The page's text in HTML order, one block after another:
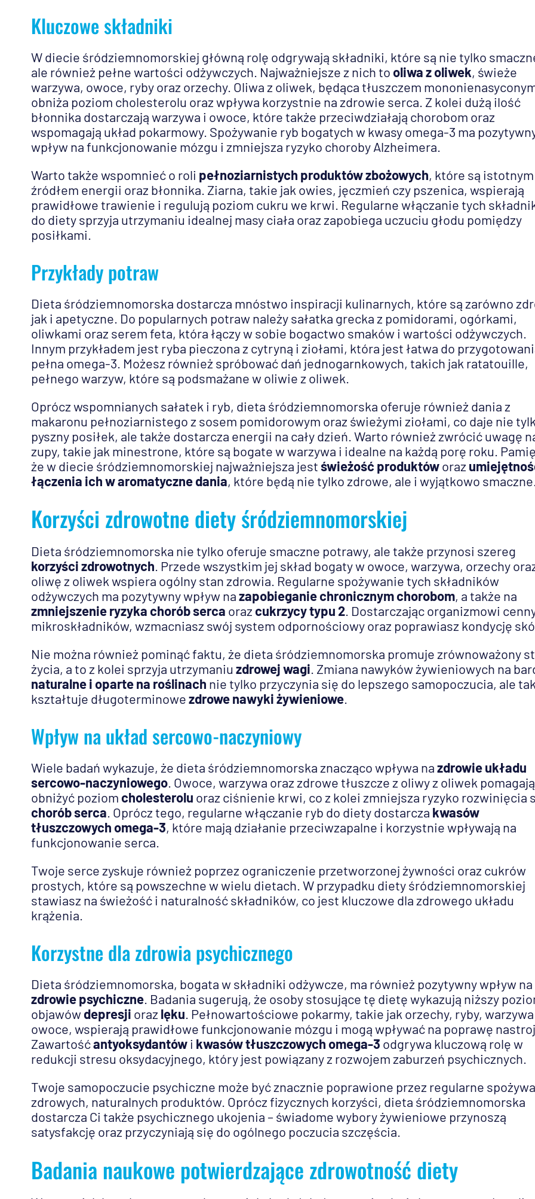
Kluczowe składniki
W diecie śródziemnomorskiej główną rolę odgrywają składniki, które są nie tylko
ale również pełne wartości odżywczych. Najważniejsze z nich tooliwa z oliwek, świeże
warzywa, owoce, ryby oraz orzechy. Oliwa z oliwek, będąca tłuszczem
obniża poziom cholesterolu oraz wpływa korzystnie na zdrowie serca. Z kolei dużą ilość
błonnika dostarczają warzywa i owoce, które także przeciwdziałają chorobom oraz
wspomagają układ pokarmowy. Spożywanie ryb bogatych w kwasy omega-3 ma
wpływ na funkcjonowanie mózgu i zmniejsza ryzyko choroby Alzheimera.
Warto także wspomnieć o roli pełnoziarnistych produktów zbożowych, które są istotnym
źródłem energii oraz błonnika. Ziarna, takie jak owies, jęczmień czy pszenica, wspierają
prawidłowe trawienie i regulują poziom cukru we krwi. Regularne włączanie tych
do diety sprzyja utrzymaniu idealnej masy ciała oraz zapobiega uczuciu głodu pomiędzy
posiłkami.
Przykłady potraw
Dieta śródziemnomorska dostarcza mnóstwo inspiracji kulinarnych, które są zarówno
jak i apetyczne. Do popularnych potraw należy sałatka grecka z pomidorami, ogórkami,
oliwkami oraz serem feta, która łączy w sobie bogactwo smaków i wartości odżywczych.
Innym przykładem jest ryba pieczona z cytryną i ziołami, która jest łatwa do
pełna omega-3. Możesz również spróbować dań jednogarnkowych, takich jak ratatouille,
pełnego warzyw, które są podsmażane w oliwie z oliwek.
Oprócz wspomnianych sałatek i ryb, dieta śródziemnomorska oferuje również dania z
makaronu pełnoziarnistego z sosem pomidorowym oraz świeżymi ziołami, co daje nie
pyszny posiłek, ale także dostarcza energii na cały dzień. Warto również zwrócić uwagę
zupy, takie jak minestrone, które są bogate w warzywa i idealne na każdą porę roku.
że w diecie śródziemnomorskiej najważniejsza jestświeżość produktóworaz
łączenia ich w aromatyczne dania, które będą nie tylko zdrowe, ale i wyjątkowo smaczne.
Korzyści zdrowotne diety śródziemnomorskiej
Dieta śródziemnomorska nie tylko oferuje smaczne potrawy, ale także przynosi szereg
korzyści zdrowotnych. Przede wszystkim jej skład bogaty w owoce, warzywa, orzechy
oliwę z oliwek wspiera ogólny stan zdrowia. Regularne spożywanie tych składników
odżywczych ma pozytywny wpływ nazapobieganie chronicznym chorobom, a także na
zmniejszenie ryzyka chorób serca orazcukrzycy typu 2. Dostarczając organizmowi
mikroskładników, wzmacniasz swój system odpornościowy oraz poprawiasz kondycję
Nie można również pominąć faktu, że dieta śródziemnomorska promuje zrównoważony
życia, a to z kolei sprzyja utrzymaniu zdrowej wagi. Zmiana nawyków żywieniowych na
naturalne i oparte na roślinach nie tylko przyczynia się do lepszego samopoczucia, ale
kształtuje długoterminowezdrowe nawyki żywieniowe.
Wpływ na układ sercowo-naczyniowy
Wiele badań wykazuje, że dieta śródziemnomorska znacząco wpływa nazdrowie układu
sercowo-naczyniowego. Owoce, warzywa oraz zdrowe tłuszcze z oliwy z oliwek pomagają
obniżyć poziomcholesterolu oraz ciśnienie krwi, co z kolei zmniejsza ryzyko rozwinięcia
chorób serca. Oprócz tego, regularne włączanie ryb do diety dostarcza kwasów
tłuszczowych omega-3, które mają działanie przeciwzapalne i korzystnie wpływają na
funkcjonowanie serca.
Twoje serce zyskuje również poprzez ograniczenie przetworzonej żywności oraz cukrów
prostych, które są powszechne w wielu dietach. W przypadku diety śródziemnomorskiej
stawiasz na świeżość i naturalność składników, co jest kluczowe dla zdrowego układu
krążenia.
Korzystne dla zdrowia psychicznego
Dieta śródziemnomorska, bogata w składniki odżywcze, ma również pozytywny wpływ na
zdrowie psychiczne. Badania sugerują, że osoby stosujące tę dietę wykazują niższy
objawów depresji oraz lęku. Pełnowartościowe pokarmy, takie jak orzechy, ryby,
owoce, wspierają prawidłowe funkcjonowanie mózgu i mogą wpływać na poprawę
Zawartośćantyoksydantówi kwasów tłuszczowych omega-3 odgrywa kluczową rolę w
redukcji stresu oksydacyjnego, który jest powiązany z rozwojem zaburzeń psychicznych.
Twoje samopoczucie psychiczne może być znacznie poprawione przez regularne
zdrowych, naturalnych produktów. Oprócz fizycznych korzyści, dieta śródziemnomorska
dostarcza Ci także psychicznego ukojenia – świadome wybory żywieniowe przynoszą
satysfakcję oraz przyczyniają się do ogólnego poczucia szczęścia.
Badania naukowe potwierdzające zdrowotność diety